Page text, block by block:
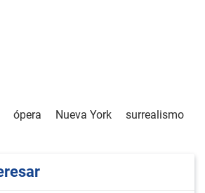
ópera Nueva York surrealismo